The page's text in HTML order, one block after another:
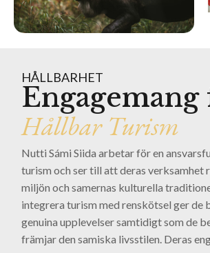
HÅLLBARHET
Hållbar Turism
Nutti Sámi Siida arbetar för en
turism och ser till att deras verksamhet
miljön och samernas kulturella
integrera turism med renskötsel ger de
genuina upplevelser samtidigt som de
främjar den samiska livsstilen. Deras